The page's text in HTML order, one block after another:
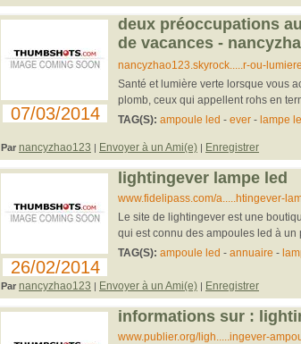
07/03/2014
deux préoccupations
de vacances -
nancyzhao123.skyrock.....r-ou-
Santé et lumière verte lorsque vous
plomb, ceux qui appellent rohs en
TAG(S): ampoule led - ever- lampe
Par nancyzhao123 | Envoyer à un Ami(e) | Enregistrer
26/02/2014
lightingever lampe led
www.fidelipass.com/a.....htingever-
Le site de lightingever est une
qui est connu des ampoules led à un
TAG(S): ampoule led - annuaire -
Par nancyzhao123 | Envoyer à un Ami(e) | Enregistrer
informations sur :
www.publier.org/ligh.....ingever-